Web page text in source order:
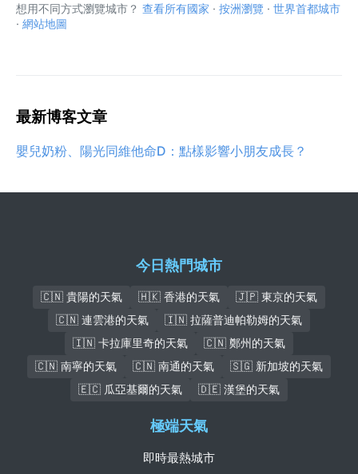
想用不同方式瀏覽城市？ 查看所有國家 · 按洲瀏覽 · 世界首都城市
· 網站地圖
最新博客文章
嬰兒奶粉、陽光同維他命D：點樣影響小朋友成長？
今日熱門城市
🇨🇳 貴陽的天氣 🇭🇰 香港的天氣
🇯🇵 東京的天氣
🇨🇳 連雲港的天氣
🇮🇳 拉薩普迪帕勒姆的天氣
🇮🇳 卡拉庫里奇的天氣
🇨🇳 鄭州的天氣
🇨🇳 南寧的天氣
🇨🇳 南通的天氣
🇸🇬 新加坡的天氣
🇪🇨 瓜亞基爾的天氣
🇩🇪 漢堡的天氣
極端天氣
即時最熱城市